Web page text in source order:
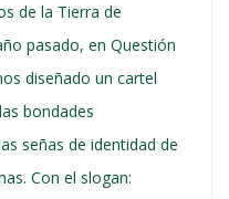
de la Tierra de
pasado, en Questión
diseñado un cartel
bondades
señas de identidad de
Con el slogan: